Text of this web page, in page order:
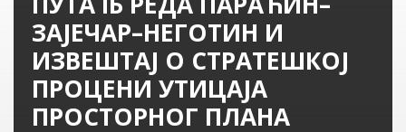
ЗАЈЕЧАР–НЕГОТИН И
ИЗВЕШТАЈ О СТРАТЕШКОЈ
ПРОЦЕНИ УТИЦАЈА
ПРОСТОРНОГ ПЛАНА